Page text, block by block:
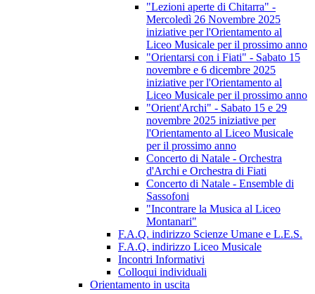
"Lezioni aperte di Chitarra" -
Mercoledì 26 Novembre 2025
iniziative per l'Orientamento al
Liceo Musicale per il prossimo anno
"Orientarsi con i Fiati" - Sabato 15
novembre e 6 dicembre 2025
iniziative per l'Orientamento al
Liceo Musicale per il prossimo anno
"Orient'Archi" - Sabato 15 e 29
novembre 2025 iniziative per
l'Orientamento al Liceo Musicale
per il prossimo anno
Concerto di Natale - Orchestra
d'Archi e Orchestra di Fiati
Concerto di Natale - Ensemble di
Sassofoni
"Incontrare la Musica al Liceo
Montanari"
F.A.Q. indirizzo Scienze Umane e L.E.S.
F.A.Q. indirizzo Liceo Musicale
Incontri Informativi
Colloqui individuali
Orientamento in uscita